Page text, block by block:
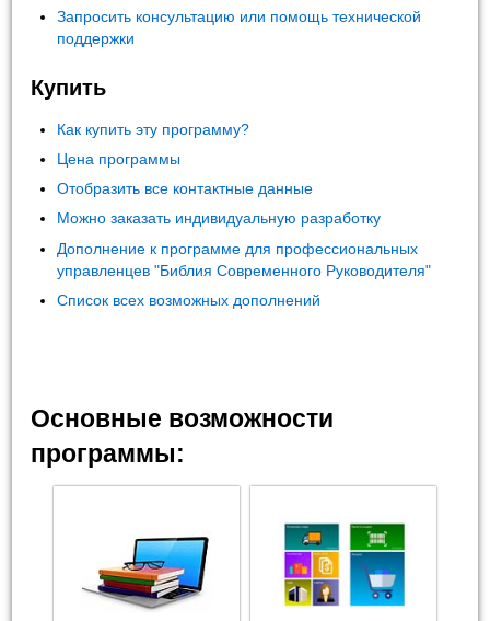
Запросить консультацию или помощь технической
поддержки
Купить
Как купить эту программу?
Цена программы
Отобразить все контактные данные
Можно заказать индивидуальную разработку
Дополнение к программе для профессиональных
управленцев "Библия Современного Руководителя"
Список всех возможных дополнений
Основные возможности
программы: